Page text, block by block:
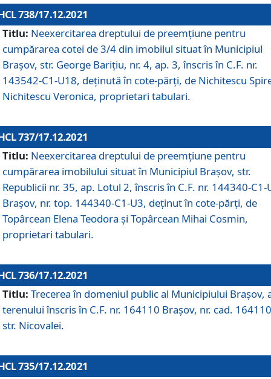
738/17.12.2021
Titlu: Neexercitarea dreptului de preemţiune pentru
cumpărarea cotei de 3/4 din imobilul situat în Municipiul
Braşov, str. George Barițiu, nr. 4, ap. 3, înscris în C.F. nr.
143542-C1-U18, deținută în cote-părți, de Nichitescu
Nichitescu Veronica, proprietari tabulari.
737/17.12.2021
Titlu: Neexercitarea dreptului de preemţiune pentru
cumpărarea imobilului situat în Municipiul Braşov, str.
Republicii nr. 35, ap. Lotul 2, înscris în C.F. nr. 144340-C1-
Brașov, nr. top. 144340-C1-U3, deținut în cote-părți, de
Topârcean Elena Teodora și Topârcean Mihai Cosmin,
proprietari tabulari.
736/17.12.2021
Titlu: Trecerea în domeniul public al Municipiului Braşov,
terenului înscris în C.F. nr. 164110 Brașov, nr. cad.
str. Nicovalei.
735/17.12.2021